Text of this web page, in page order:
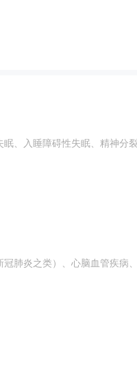
、入睡障碍性失眠、精神
肺炎之类）、心脑血管疾